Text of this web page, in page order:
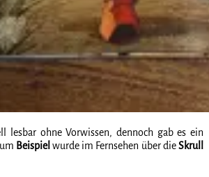
lesbar ohne Vorwissen, dennoch gab es ein
Beispiel wurde im Fernsehen über dieSkrull